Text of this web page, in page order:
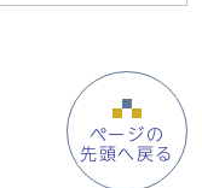
ページの
先頭へ戻る